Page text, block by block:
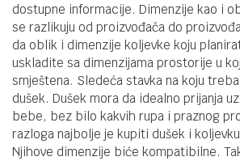
dostupne informacije. Dimenzije kao i
se razlikuju od proizvođača do
da oblik i dimenzije koljevke koju
uskladite sa dimenzijama prostorije u
smještena. Sledeća stavka na koju
dušek. Dušek mora da idealno prijanja
bebe, bez bilo kakvih rupa i praznog
razloga najbolje je kupiti dušek i
Njihove dimenzije biće kompatibilne.